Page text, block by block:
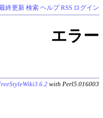
終更新 検索 ヘルプ RSS ログイン
エラー
with Perl5.016003